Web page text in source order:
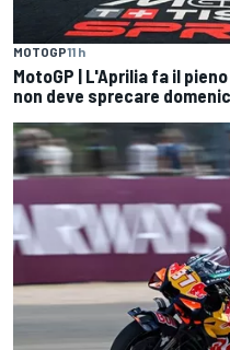
MOTOGP11 h
MotoGP | L'Aprilia fa il
non deve sprecare